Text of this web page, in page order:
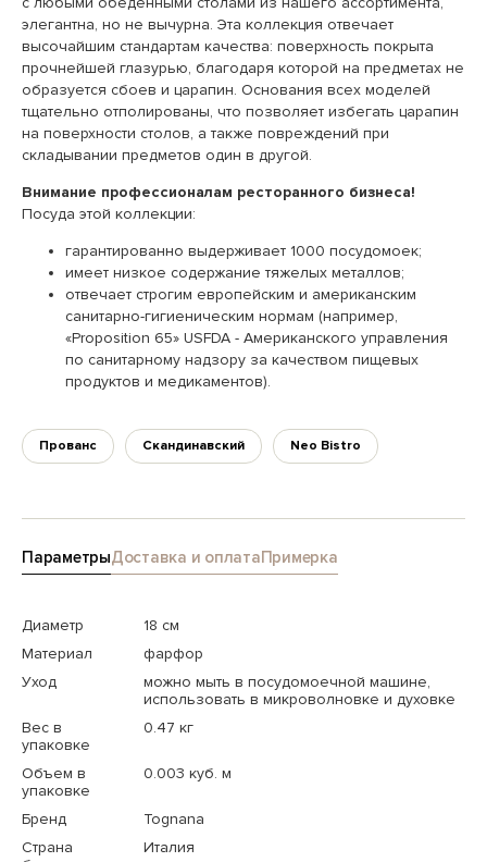
элегантна, но не вычурна. Эта коллекция отвечает
высочайшим стандартам качества: поверхность покрыта
прочнейшей глазурью, благодаря которой на предметах не
образуется сбоев и царапин. Основания всех моделей
тщательно отполированы, что позволяет избегать царапин
на поверхности столов, а также повреждений при
складывании предметов один в другой.
Внимание профессионалам ресторанного бизнеса!
Посуда этой коллекции:
гарантированно выдерживает 1000 посудомоек;
имеет низкое содержание тяжелых металлов;
отвечает строгим европейским и американским
санитарно-гигиеническим нормам (например,
«Proposition 65» USFDA - Американского управления
по санитарному надзору за качеством пищевых
продуктов и медикаментов).
Прованс Скандинавский Neo Bistro
ПараметрыДоставка и оплатаПримерка
Диаметр
18 см
Материал
фарфор
Уход
можно мыть в посудомоечной машине,
использовать в микроволновке и духовке
Вес в
упаковке
0.47 кг
Объем в
упаковке
0.003 куб. м
Бренд
Tognana
Страна
Италия